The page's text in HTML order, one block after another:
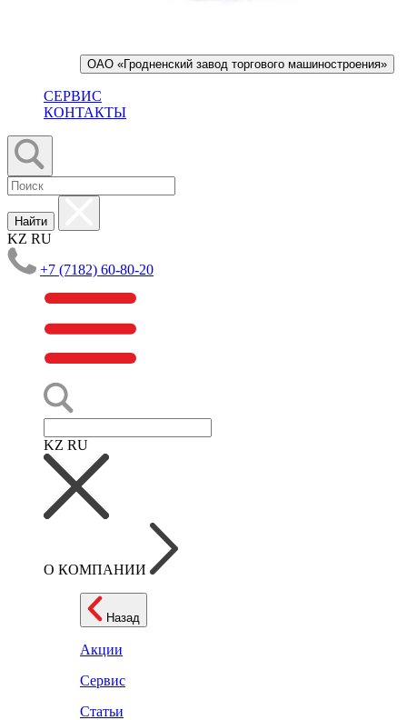
ОАО «Гродненский завод торгового машиностроения»
СЕРВИС
КОНТАКТЫ
Найти
KZ RU
+7 (7182) 60-80-20
KZ RU
О КОМПАНИИ
Назад
Акции
Сервис
Статьи